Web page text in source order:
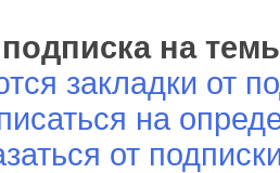
на
закладки от
на
от